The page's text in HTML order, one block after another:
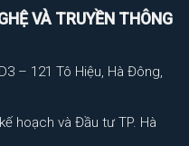
VÀ TRUYỀN THÔNG
– 121 Tô Hiệu, Hà Đông,
hoạch và Đầu tư TP. Hà